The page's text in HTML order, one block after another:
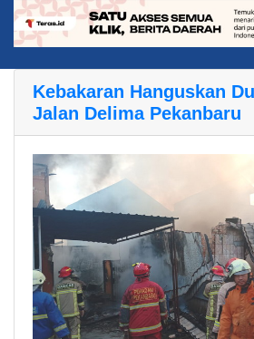
Kebakaran Hanguskan
Jalan Delima Pekanbaru